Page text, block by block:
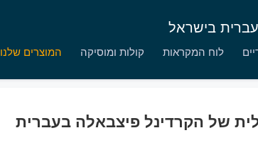
בישראל
לוח המקראות קולות ומוסיקה המוצרים שלנו
של הקרדינל פיצבאלה בעברית